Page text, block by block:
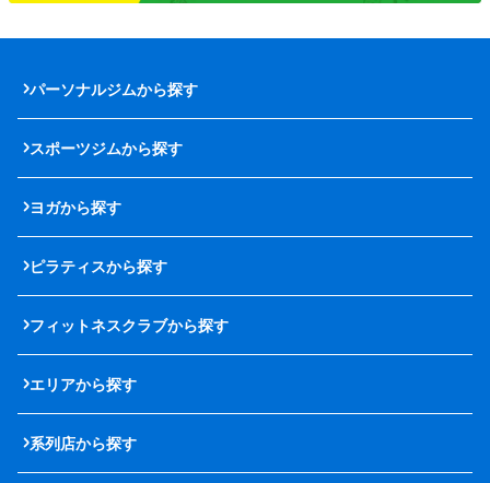
パーソナルジムから探す
スポーツジムから探す
ヨガから探す
ピラティスから探す
フィットネスクラブから探す
エリアから探す
系列店から探す